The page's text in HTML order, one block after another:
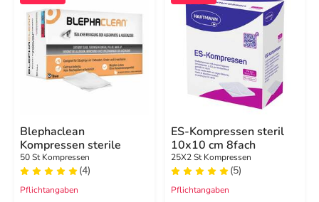
Blephaclean
Kompressen sterile
50 St Kompressen
(4)
Pflichtangaben
ES-Kompressen steril
10x10 cm 8fach
25X2 St Kompressen
(5)
Pflichtangaben